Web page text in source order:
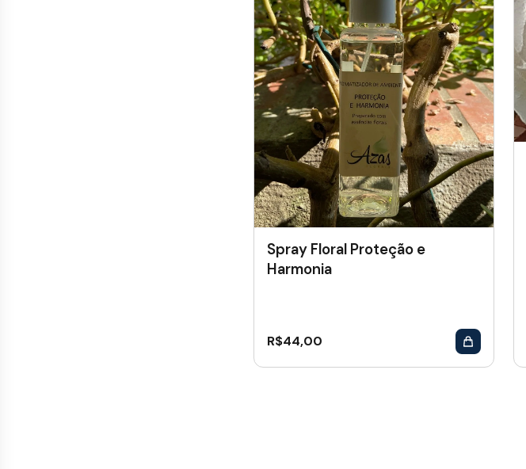
Spray Floral Proteção e
Harmonia
R$44,00